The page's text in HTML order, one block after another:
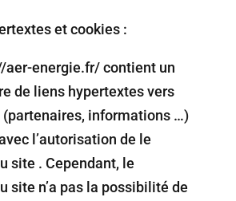
et cookies :
aer-energie.fr/ contient un
de liens hypertextes vers
(partenaires, informations …)
l’autorisation de le
site . Cependant, le
site n’a pas la possibilité de